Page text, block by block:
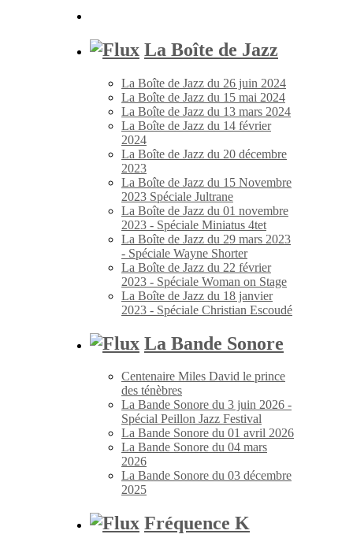
La Boîte de Jazz
La Boîte de Jazz du 26 juin 2024
La Boîte de Jazz du 15 mai 2024
La Boîte de Jazz du 13 mars 2024
La Boîte de Jazz du 14 février
2024
La Boîte de Jazz du 20 décembre
2023
La Boîte de Jazz du 15 Novembre
2023 Spéciale Jultrane
La Boîte de Jazz du 01 novembre
2023 - Spéciale Miniatus 4tet
La Boîte de Jazz du 29 mars 2023
- Spéciale Wayne Shorter
La Boîte de Jazz du 22 février
2023 - Spéciale Woman on Stage
La Boîte de Jazz du 18 janvier
2023 - Spéciale Christian Escoudé
La Bande Sonore
Centenaire Miles David le prince
des ténèbres
La Bande Sonore du 3 juin 2026 -
Spécial Peillon Jazz Festival
La Bande Sonore du 01 avril 2026
La Bande Sonore du 04 mars
2026
La Bande Sonore du 03 décembre
2025
Fréquence K